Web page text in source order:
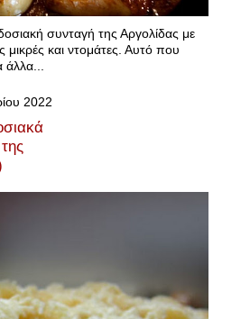
συνταγή της Αργολίδας με
μικρές και ντομάτες. Αυτό που
2022